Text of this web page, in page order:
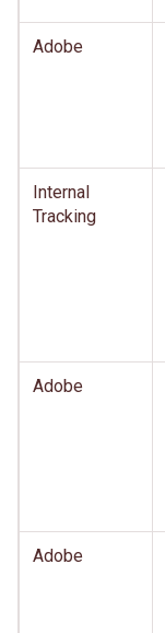
Adobe
Internal
Tracking
Adobe
Adobe